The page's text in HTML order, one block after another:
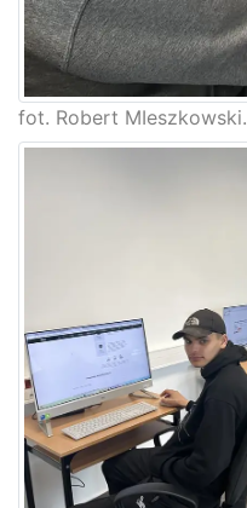
fot. Robert MIeszkowski.